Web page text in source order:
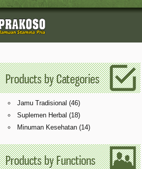
Products by Categories
Jamu Tradisional (46)
Suplemen Herbal (18)
Minuman Kesehatan (14)
Products by Functions